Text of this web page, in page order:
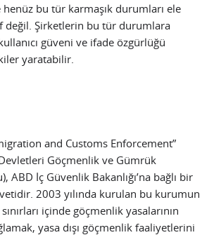
henüz bu tür karmaşık durumları ele
değil. Şirketlerin bu tür durumlara
güveni ve ifade özgürlüğü
yaratabilir.
and Customs Enforcement”
Göçmenlik ve Gümrük
ABD İç Güvenlik Bakanlığı’na bağlı bir
2003 yılında kurulan bu kurumun
içinde göçmenlik yasalarının
yasa dışı göçmenlik faaliyetlerini